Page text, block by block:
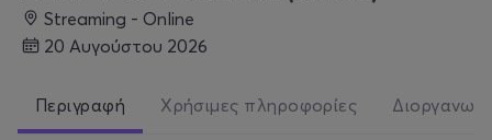
Streaming - Online
20 Αυγούστου 2026
Περιγραφή Χρήσιμες πληροφορίες